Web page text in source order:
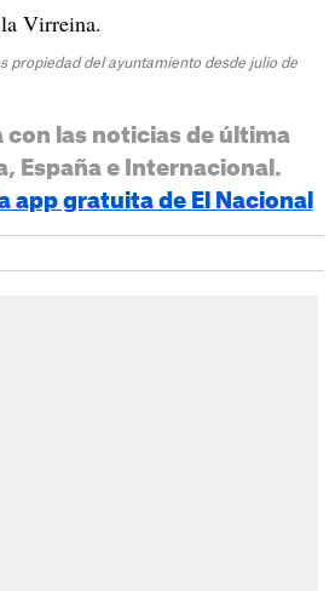
Virreina.
propiedad del ayuntamiento desde julio de
con las noticias de última
España e Internacional.
app gratuita de El Nacional